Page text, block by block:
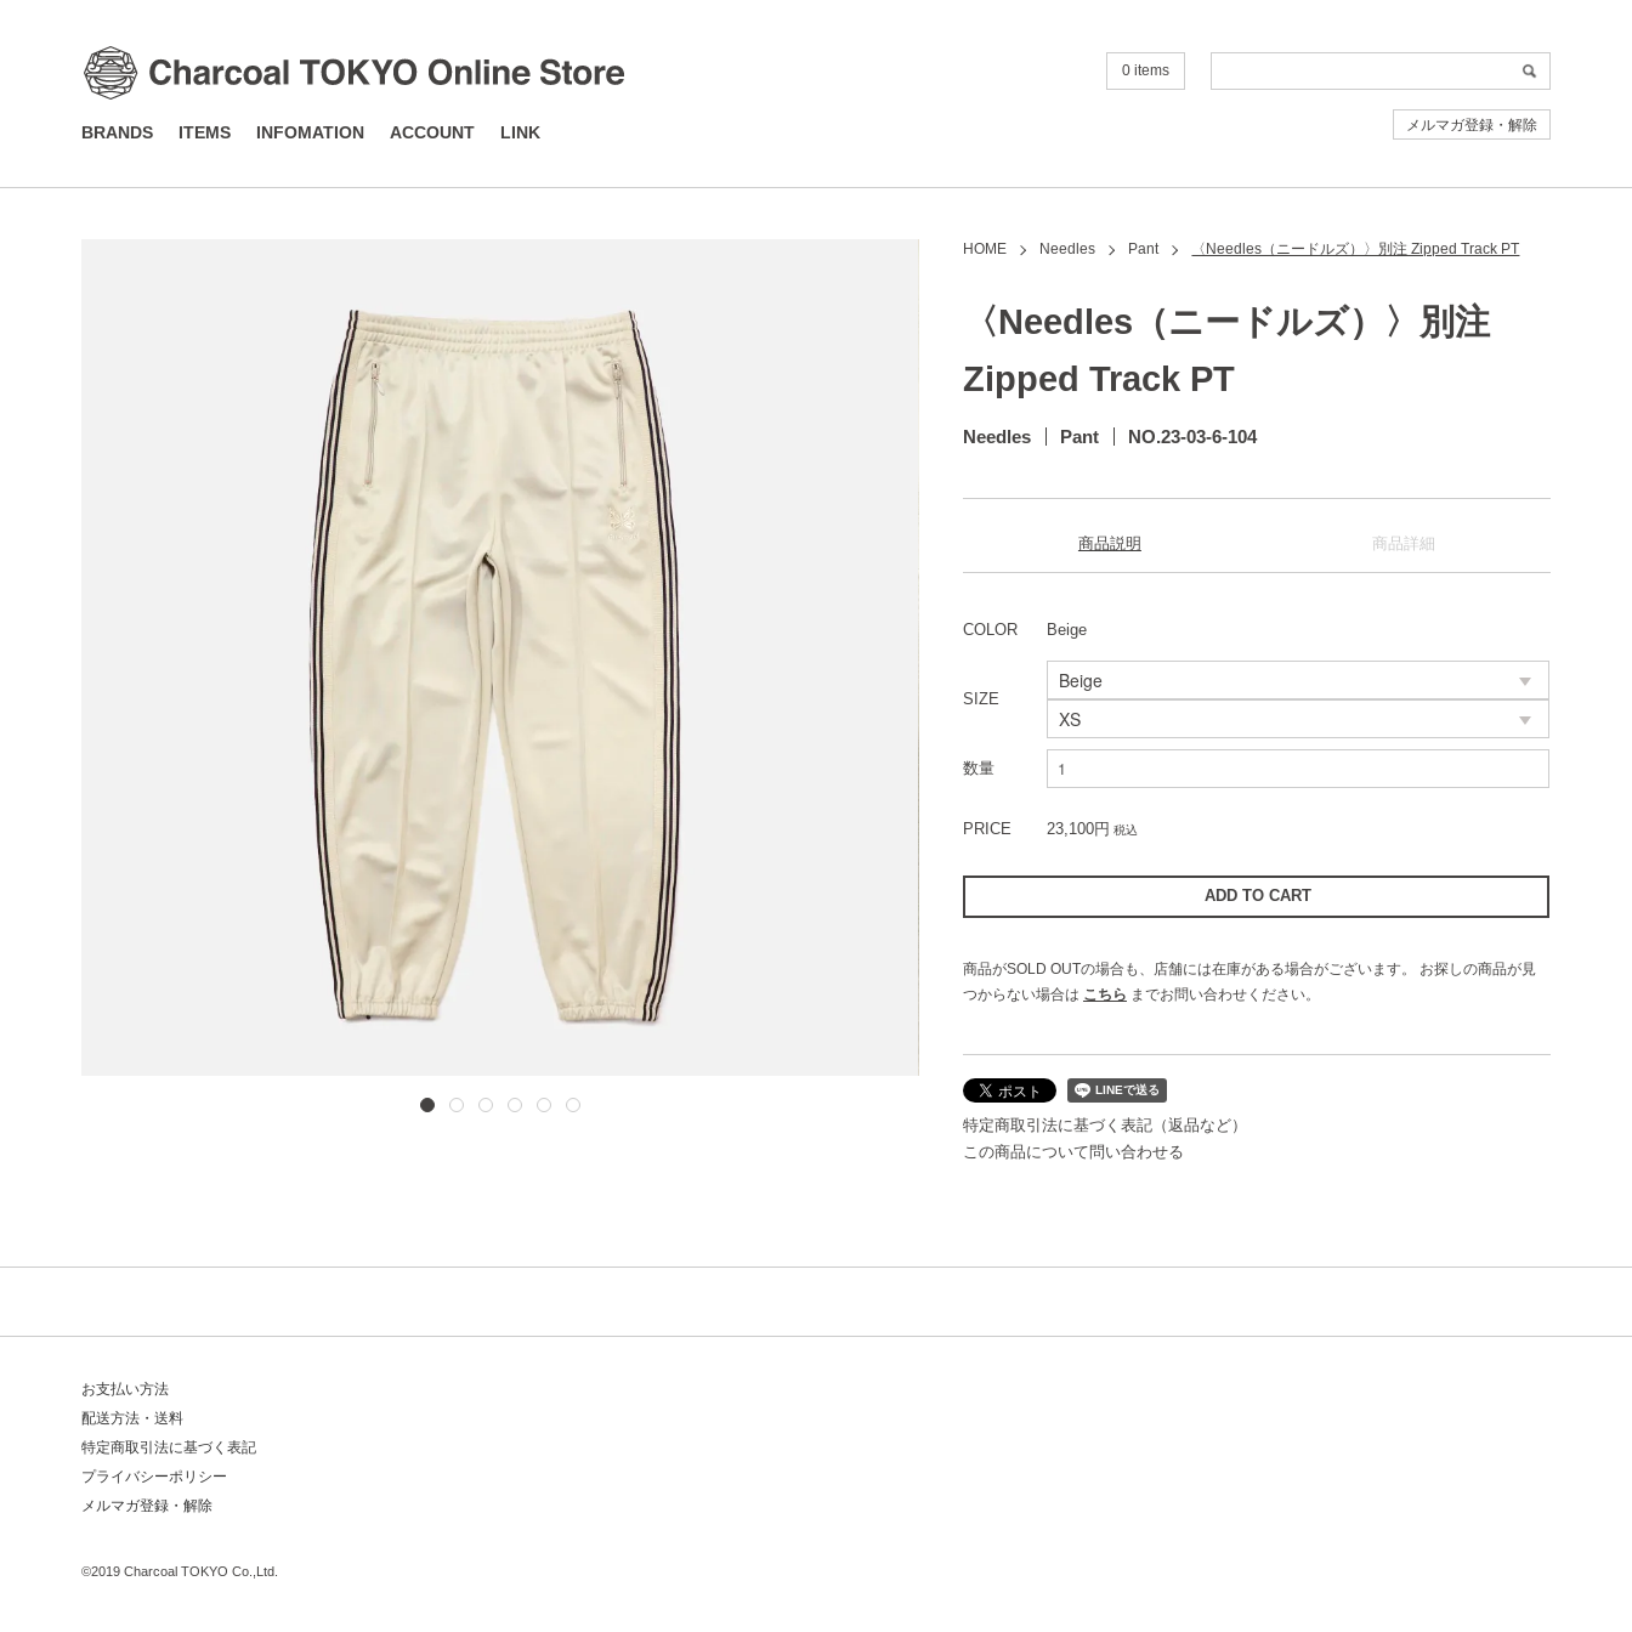
0 items
メルマガ登録・解除
BRANDS ITEMS INFOMATION ACCOUNT LINK
HOME Needles Pant 〈Needles（ニードルズ）〉別注 Zipped Track PT
〈Needles（ニードルズ）〉別注
Zipped Track PT
Needles Pant NO.23-03-6-104
商品説明 商品詳細
COLOR Beige
SIZE
数量
PRICE 23,100円 税込
商品がSOLD OUTの場合も、店舗には在庫がある場合がございます。
お探しの商品が見
つからない場合は こちら までお問い合わせください。
特定商取引法に基づく表記（返品など）
この商品について問い合わせる
お支払い方法
配送方法・送料
特定商取引法に基づく表記
プライバシーポリシー
メルマガ登録・解除
©2019 Charcoal TOKYO Co.,Ltd.